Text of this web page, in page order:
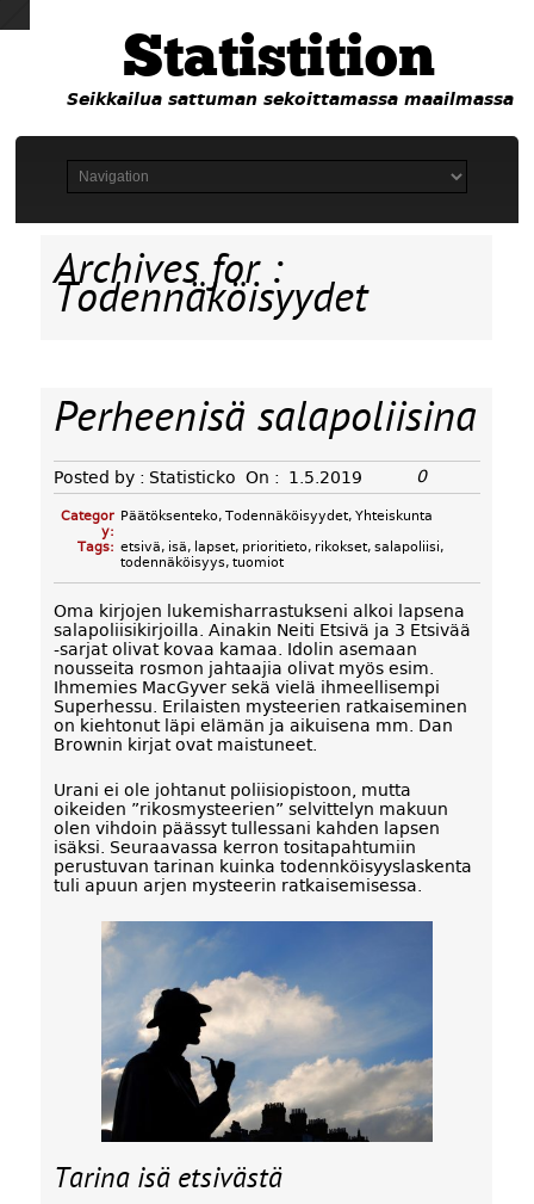
Statistition
Seikkailua sattuman sekoittamassa maailmassa
Archives for :
Todennäköisyydet
Perheenisä salapoliisina
Posted by : Statisticko On : 1.5.2019 0
Categor
y:
Päätöksenteko,Todennäköisyydet,Yhteiskunta
Tags: etsivä, isä, lapset, prioritieto, rikokset,salapoliisi,
todennäköisyys,tuomiot
Oma kirjojen lukemisharrastukseni alkoi lapsena
salapoliisikirjoilla. Ainakin Neiti Etsivä ja 3 Etsivää
-sarjat olivat kovaa kamaa. Idolin asemaan
nousseita rosmon jahtaajia olivat myös esim.
Ihmemies MacGyver sekä vielä ihmeellisempi
Superhessu. Erilaisten mysteerien ratkaiseminen
on kiehtonut läpi elämän ja aikuisena mm. Dan
Brownin kirjat ovat maistuneet.
Urani ei ole johtanut poliisiopistoon, mutta
oikeiden ”rikosmysteerien” selvittelyn makuun
olen vihdoin päässyt tullessani kahden lapsen
isäksi. Seuraavassa kerron tositapahtumiin
perustuvan tarinan kuinka todennköisyyslaskenta
tuli apuun arjen mysteerin ratkaisemisessa.
Tarina isä etsivästä